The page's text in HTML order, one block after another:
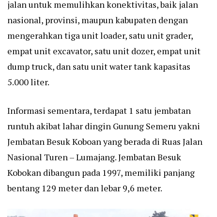
jalan untuk memulihkan konektivitas, baik jalan
nasional, provinsi, maupun kabupaten dengan
mengerahkan tiga unit loader, satu unit grader,
empat unit excavator, satu unit dozer, empat unit
dump truck, dan satu unit water tank kapasitas
5.000 liter.
Informasi sementara, terdapat 1 satu jembatan
runtuh akibat lahar dingin Gunung Semeru yakni
Jembatan Besuk Koboan yang berada di Ruas Jalan
Nasional Turen – Lumajang. Jembatan Besuk
Kobokan dibangun pada 1997, memiliki panjang
bentang 129 meter dan lebar 9,6 meter.